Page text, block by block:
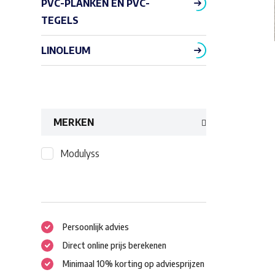
PVC-PLANKEN EN PVC-
TEGELS
LINOLEUM
MERKEN
Modulyss
Persoonlijk advies
Direct online prijs berekenen
Minimaal 10% korting op adviesprijzen